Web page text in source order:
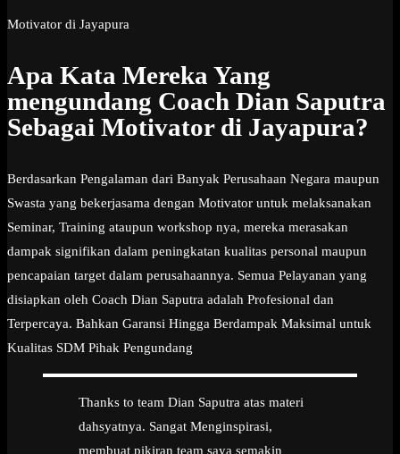
Motivator di Jayapura
Apa Kata Mereka Yang
mengundang Coach Dian Saputra
Sebagai Motivator di Jayapura?
Berdasarkan Pengalaman dari Banyak Perusahaan Negara maupun
Swasta yang bekerjasama dengan Motivator untuk melaksanakan
Seminar, Training ataupun workshop nya, mereka merasakan
dampak signifikan dalam peningkatan kualitas personal maupun
pencapaian target dalam perusahaannya. Semua Pelayanan yang
disiapkan oleh Coach Dian Saputra adalah Profesional dan
Terpercaya. Bahkan Garansi Hingga Berdampak Maksimal untuk
Kualitas SDM Pihak Pengundang
Thanks to team Dian Saputra atas materi
dahsyatnya. Sangat Menginspirasi,
membuat pikiran team saya semakin